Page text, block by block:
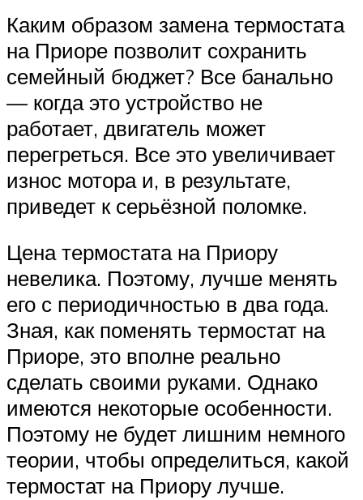
Каким образом замена термостата
на Приоре позволит сохранить
семейный бюджет? Все банально
— когда это устройство не
работает, двигатель может
перегреться. Все это увеличивает
износ мотора и, в результате,
приведет к серьёзной поломке.
Цена термостата на Приору
невелика. Поэтому, лучше менять
его с периодичностью в два года.
Зная, как поменять термостат на
Приоре, это вполне реально
сделать своими руками. Однако
имеются некоторые особенности.
Поэтому не будет лишним немного
теории, чтобы определиться, какой
термостат на Приору лучше.